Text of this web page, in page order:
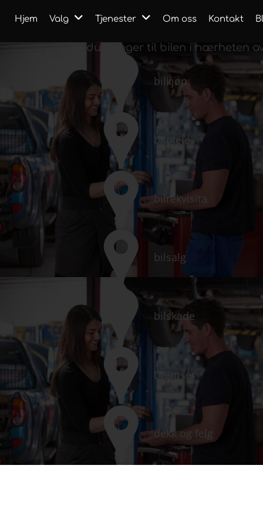
Hjem Valg Tjenester Om oss Kontakt
Alt du trenger til bilen i nærheten
bilkjøp
bilpleie
bilrekvisita
bilsalg
bilskade
bremser
dekk og felg